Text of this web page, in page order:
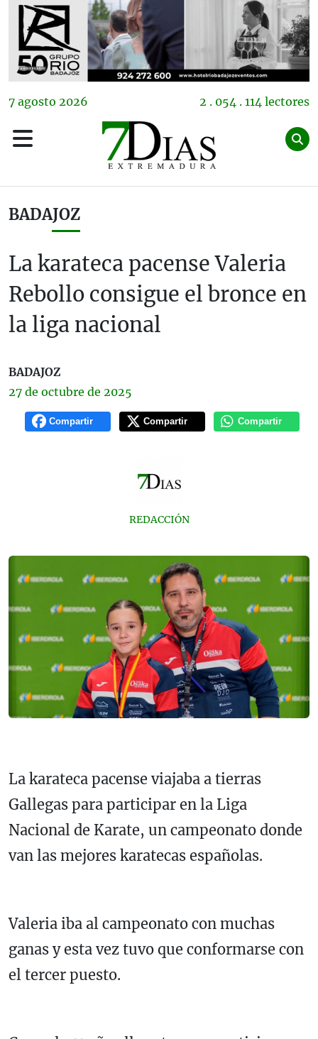
7 agosto 2026 2 . 054 . 114 lectores
BADAJOZ
La karateca pacense Valeria
Rebollo consigue el bronce en
la liga nacional
BADAJOZ
27 de octubre de 2025
Compartir Compartir Compartir
REDACCIÓN
La karateca pacense viajaba a tierras
Gallegas para participar en la Liga
Nacional de Karate, un campeonato donde
van las mejores karatecas españolas.
Valeria iba al campeonato con muchas
ganas y esta vez tuvo que conformarse con
el tercer puesto.